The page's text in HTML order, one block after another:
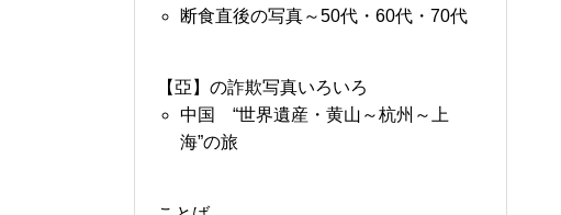
断食直後の写真～50代・60代・70代
【亞】の詐欺写真いろいろ
中国 “世界遺産・黄山～杭州～上
海”の旅